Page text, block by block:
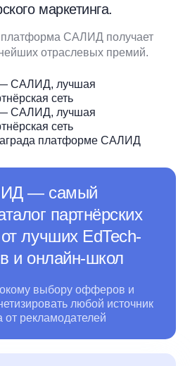
маркетинга.
платформа САЛИД получает
отраслевых премий.
― самый
партнёрских
лучших EdTech-
и онлайн-школ
выбору офферов и
любой источник
от рекламодателей